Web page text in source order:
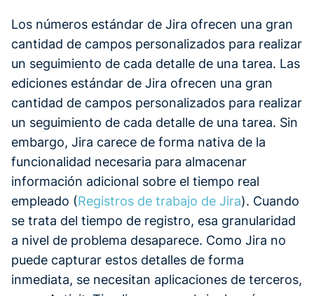
Los números estándar de Jira ofrecen una gran
cantidad de campos personalizados para realizar
un seguimiento de cada detalle de una tarea. Las
ediciones estándar de Jira ofrecen una gran
cantidad de campos personalizados para realizar
un seguimiento de cada detalle de una tarea. Sin
embargo, Jira carece de forma nativa de la
funcionalidad necesaria para almacenar
información adicional sobre el tiempo real
empleado (Registros de trabajo de Jira). Cuando
se trata del tiempo de registro, esa granularidad
a nivel de problema desaparece. Como Jira no
puede capturar estos detalles de forma
inmediata, se necesitan aplicaciones de terceros,